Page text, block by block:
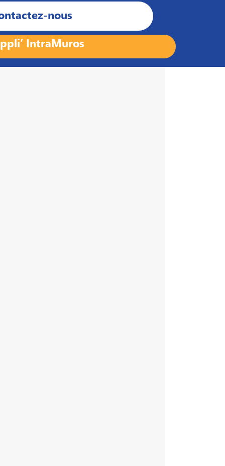
nous
IntraMuros